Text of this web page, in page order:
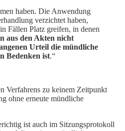
haben. Die Anwendung
verzichtet haben,
Fällen Platz greifen, in denen
aus den Akten nicht
Urteil die mündliche
Bedenken ist.“
Verfahrens zu keinem Zeitpunkt
ohne erneute mündliche
ist auch im Sitzungsprotokoll